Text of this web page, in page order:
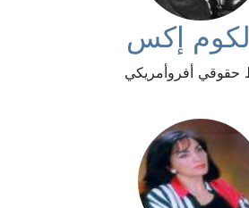
إكس
حقوقي أفروأمريكي